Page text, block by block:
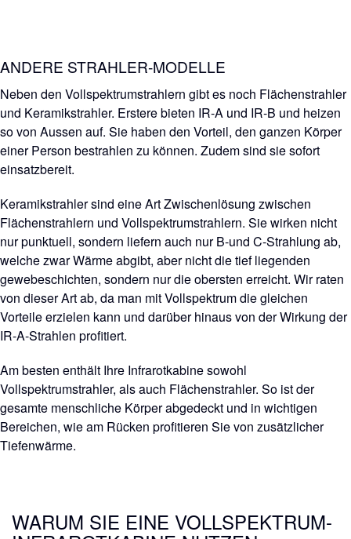
ANDERE STRAHLER-MODELLE
Neben den Vollspektrumstrahlern gibt es noch Flächenstrahler
und Keramikstrahler. Erstere bieten IR-A und IR-B und heizen
so von Aussen auf. Sie haben den Vorteil, den ganzen Körper
einer Person bestrahlen zu können. Zudem sind sie sofort
einsatzbereit.
Keramikstrahler sind eine Art Zwischenlösung zwischen
Flächenstrahlern und Vollspektrumstrahlern. Sie wirken nicht
nur punktuell, sondern liefern auch nur B-und C-Strahlung ab,
welche zwar Wärme abgibt, aber nicht die tief liegenden
gewebeschichten, sondern nur die obersten erreicht. Wir raten
von dieser Art ab, da man mit Vollspektrum die gleichen
Vorteile erzielen kann und darüber hinaus von der Wirkung der
IR-A-Strahlen profitiert.
Am besten enthält Ihre Infrarotkabine sowohl
Vollspektrumstrahler, als auch Flächenstrahler. So ist der
gesamte menschliche Körper abgedeckt und in wichtigen
Bereichen, wie am Rücken profitieren Sie von zusätzlicher
Tiefenwärme.
WARUM SIE EINE VOLLSPEKTRUM-